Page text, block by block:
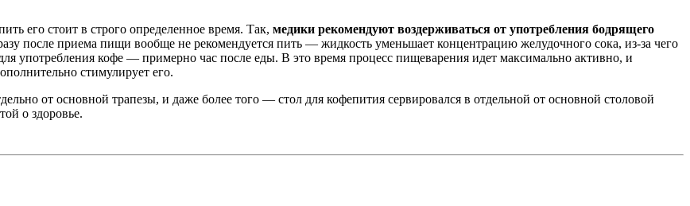
его стоит в строго определенное время. Так, медики рекомендуют воздерживаться от употребления бодрящего
после приема пищи вообще не рекомендуется пить — жидкость уменьшает концентрацию желудочного сока, из-за чего
употребления кофе — примерно час после еды. В это время процесс пищеварения идет максимально активно, и
стимулирует его.
от основной трапезы, и даже более того — стол для кофепития сервировался в отдельной от основной столовой
о здоровье.